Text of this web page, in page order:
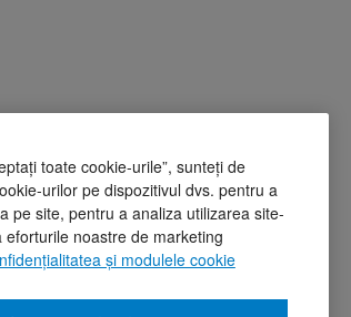
toate cookie-urile”, sunteți de
urilor pe dispozitivul dvs. pentru a
pe site, pentru a analiza utilizarea site-
eforturile noastre de marketing
și modulele cookie